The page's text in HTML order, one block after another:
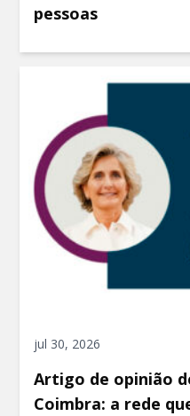
pessoas
jul 30, 2026
Artigo de opinião
Coimbra: a rede